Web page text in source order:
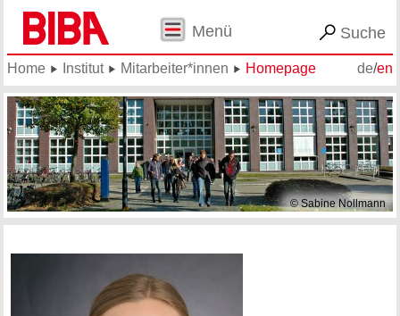
Menü Suche
de/en
Home Institut Mitarbeiter*innen Homepage
© Sabine Nollmann